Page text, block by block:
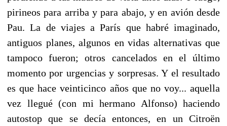
pirineos para arriba y para abajo, y en avión desde
Pau. La de viajes a París que habré imaginado,
antiguos planes, algunos en vidas alternativas que
tampoco fueron; otros cancelados en el último
momento por urgencias y sorpresas. Y el resultado
es que hace veinticinco años que no voy... aquella
vez llegué (con mi hermano Alfonso) haciendo
autostop que se decía entonces, en un Citroën